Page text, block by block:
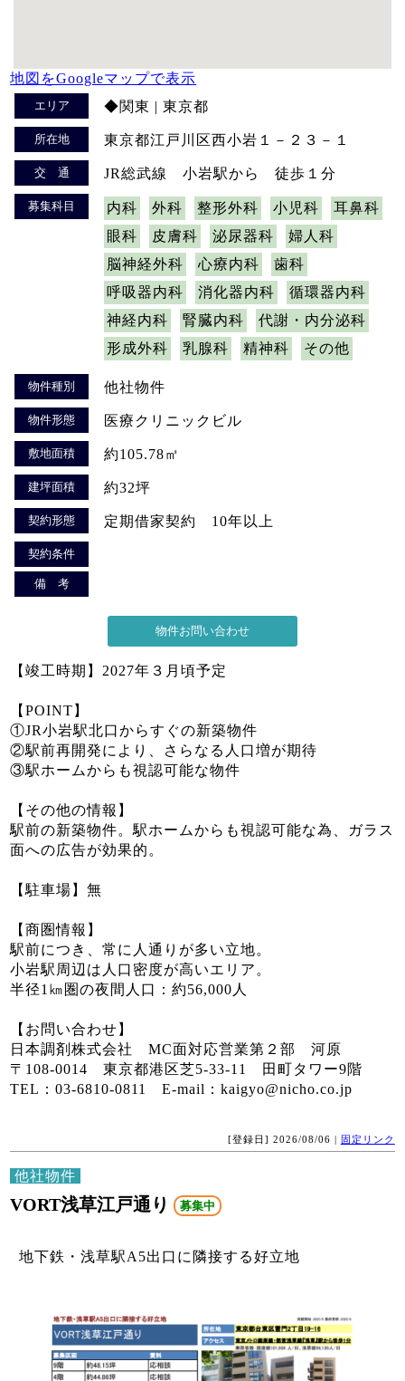
地図をGoogleマップで表示
エリア ◆関東 | 東京都
所在地 東京都江戸川区西小岩１－２３－１
交 通 JR総武線 小岩駅から 徒歩１分
募集科目 内科 外科 整形外科 小児科
耳鼻科
眼科
皮膚科 泌尿器科
婦人科
脳神経外科
心療内科
歯科
呼吸器内科
消化器内科
循環器内科
神経内科
腎臓内科
代謝・内分泌科
形成外科
乳腺科 精神科 その他
物件種別 他社物件
物件形態 医療クリニックビル
敷地面積 約105.78㎡
建坪面積 約32坪
契約形態 定期借家契約 10年以上
契約条件
備 考
【竣工時期】2027年３月頃予定
【POINT】
①JR小岩駅北口からすぐの新築物件
②駅前再開発により、さらなる人口増が期待
③駅ホームからも視認可能な物件
【その他の情報】
駅前の新築物件。駅ホームからも視認可能な為、ガラス
面への広告が効果的。
【駐車場】無
【商圏情報】
駅前につき、常に人通りが多い立地。
小岩駅周辺は人口密度が高いエリア。
半径1㎞圏の夜間人口：約56,000人
【お問い合わせ】
日本調剤株式会社 MC面対応営業第２部 河原
〒108-0014 東京都港区芝5-33-11 田町タワー9階
TEL：03-6810-0811 E-mail：kaigyo@nicho.co.jp
[登録日] 2026/08/06 | 固定リンク
他社物件
VORT浅草江戸通り 募集中
地下鉄・浅草駅A5出口に隣接する好立地